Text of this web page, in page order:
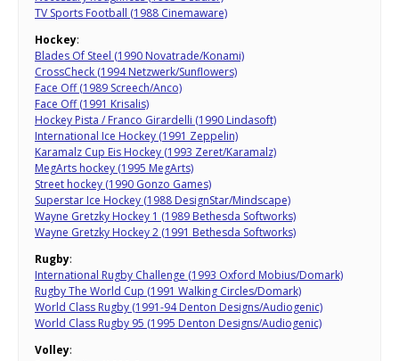
TV Sports Football (1988 Cinemaware)
Hockey:
Blades Of Steel (1990 Novatrade/Konami)
CrossCheck (1994 Netzwerk/Sunflowers)
Face Off (1989 Screech/Anco)
Face Off (1991 Krisalis)
Hockey Pista / Franco Girardelli (1990 Lindasoft)
International Ice Hockey (1991 Zeppelin)
Karamalz Cup Eis Hockey (1993 Zeret/Karamalz)
MegArts hockey (1995 MegArts)
Street hockey (1990 Gonzo Games)
Superstar Ice Hockey (1988 DesignStar/Mindscape)
Wayne Gretzky Hockey 1 (1989 Bethesda Softworks)
Wayne Gretzky Hockey 2 (1991 Bethesda Softworks)
Rugby:
International Rugby Challenge (1993 Oxford Mobius/Domark)
Rugby The World Cup (1991 Walking Circles/Domark)
World Class Rugby (1991-94 Denton Designs/Audiogenic)
World Class Rugby 95 (1995 Denton Designs/Audiogenic)
Volley: